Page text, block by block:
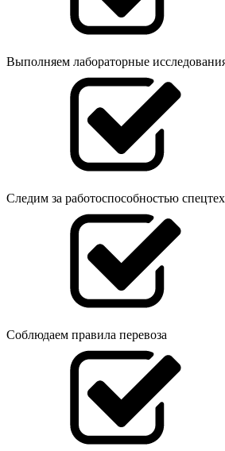
Выполняем лабораторные
Следим за работоспособностью
Соблюдаем правила перевоза